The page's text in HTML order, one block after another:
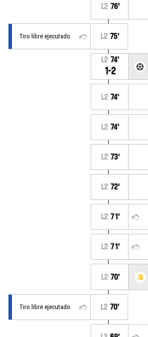
L2 76'
Tiro libre ejecutado L2 75'
L2 74'
1-2
L2 74'
L2 74'
L2 73'
L2 72'
L2 71'
L2 71'
L2 70'
Tiro libre ejecutado L2 70'